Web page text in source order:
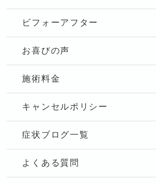
ビフォーアフター
お喜びの声
施術料金
キャンセルポリシー
症状ブログ一覧
よくある質問